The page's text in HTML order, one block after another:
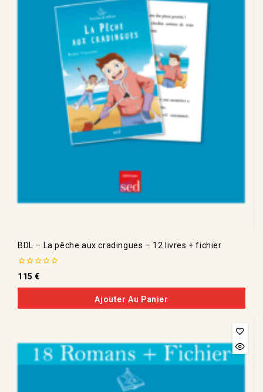
BDL – La pêche aux cradingues – 12 livres + fichier
0
de
5
115€
Ajouter Au Panier